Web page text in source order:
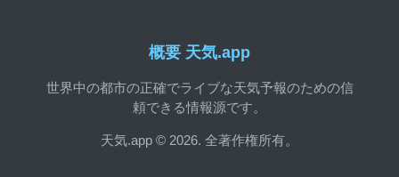
概要 天気.app
世界中の都市の正確でライブな天気予報のための信
頼できる情報源です。
天気.app © 2026. 全著作権所有。